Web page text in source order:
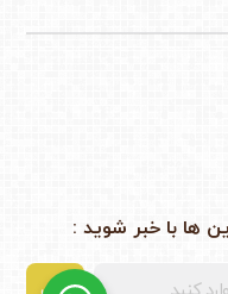
ها با خبر شوید :